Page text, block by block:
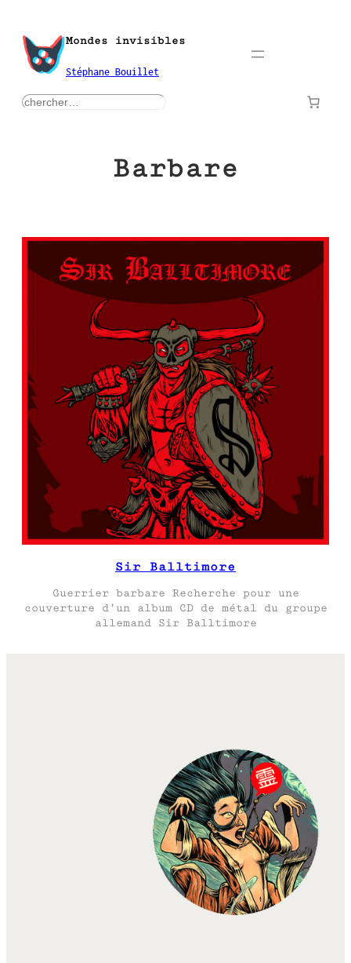
contenu
Mondes invisibles
Stéphane Bouillet
rechercher
Barbare
Sir Balltimore
Guerrier barbare Recherche pour une
couverture d’un album CD de métal du groupe
allemand Sir Balltimore